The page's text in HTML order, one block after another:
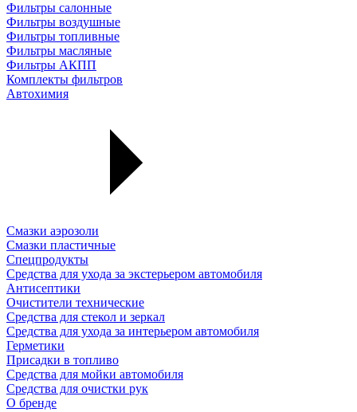
Фильтры салонные
Фильтры воздушные
Фильтры топливные
Фильтры масляные
Фильтры АКПП
Комплекты фильтров
Автохимия
Смазки аэрозоли
Смазки пластичные
Спецпродукты
Средства для ухода за экстерьером автомобиля
Антисептики
Очистители технические
Средства для стекол и зеркал
Средства для ухода за интерьером автомобиля
Герметики
Присадки в топливо
Средства для мойки автомобиля
Средства для очистки рук
О бренде